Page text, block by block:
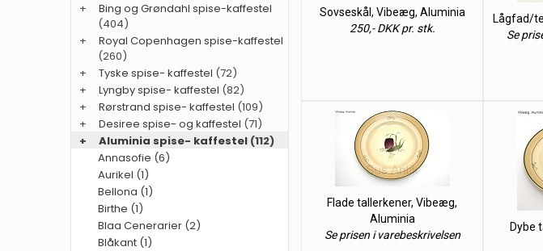
Sovseskål, Vibeæg, Aluminia
250,- DKK pr. stk.
Lågfad/
Se
Flade tallerkener, Vibeæg,
Aluminia
Se prisen i varebeskrivelsen
Dybe
+
Bing og Grøndahl spise-kaffestel
(404)
+
Royal Copenhagen spise-kaffestel
(260)
+
Tyske spise- kaffestel (72)
+
Lyngby spise- kaffestel (82)
+
Rørstrand spise- kaffestel (109)
+
Desiree spise- og kaffestel (71)
+
Aluminia spise- kaffestel (112)
Annasofie (6)
Aurikel (1)
Bellona (1)
Birthe (1)
Blaa Cenerarier (2)
Blåkant (1)